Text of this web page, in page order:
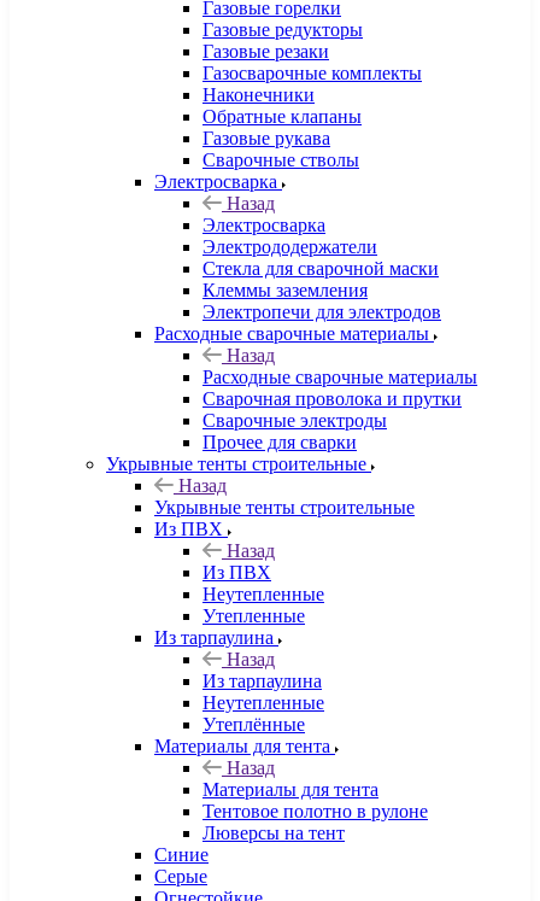
Газовые горелки
Газовые редукторы
Газовые резаки
Газосварочные комплекты
Наконечники
Обратные клапаны
Газовые рукава
Сварочные стволы
Электросварка
Назад
Электросварка
Электрододержатели
Стекла для сварочной маски
Клеммы заземления
Электропечи для электродов
Расходные сварочные материалы
Назад
Расходные сварочные материалы
Сварочная проволока и прутки
Сварочные электроды
Прочее для сварки
Укрывные тенты строительные
Назад
Укрывные тенты строительные
Из ПВХ
Назад
Из ПВХ
Неутепленные
Утепленные
Из тарпаулина
Назад
Из тарпаулина
Неутепленные
Утеплённые
Материалы для тента
Назад
Материалы для тента
Тентовое полотно в рулоне
Люверсы на тент
Синие
Серые